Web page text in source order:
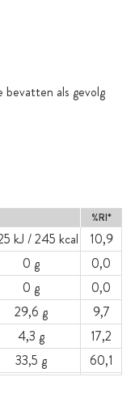
bevatten als gevolg
%RI*
kJ / 245 kcal
10,9
0 g
0,0
0 g
0,0
29,6 g
9,7
4,3 g
17,2
33,5 g
60,1